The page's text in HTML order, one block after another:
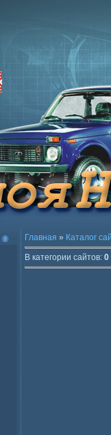
Главная » Каталог
В категории сайтов: 0